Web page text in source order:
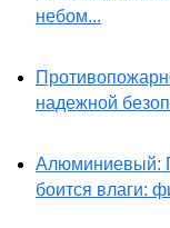
небом...
надежной
Алюминиевый:
боится влаги: